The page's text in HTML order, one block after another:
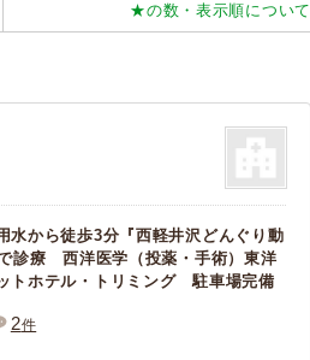
★の数・表示順について
水から徒歩3分『西軽井沢どんぐり動
診療 西洋医学（投薬・手術）東洋
トホテル・トリミング 駐車場完備
2件